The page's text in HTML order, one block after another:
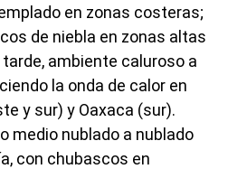
en zonas costeras;
de niebla en zonas altas
ambiente caluroso a
la onda de calor en
y sur) y Oaxaca (sur).
medio nublado a nublado
con chubascos en